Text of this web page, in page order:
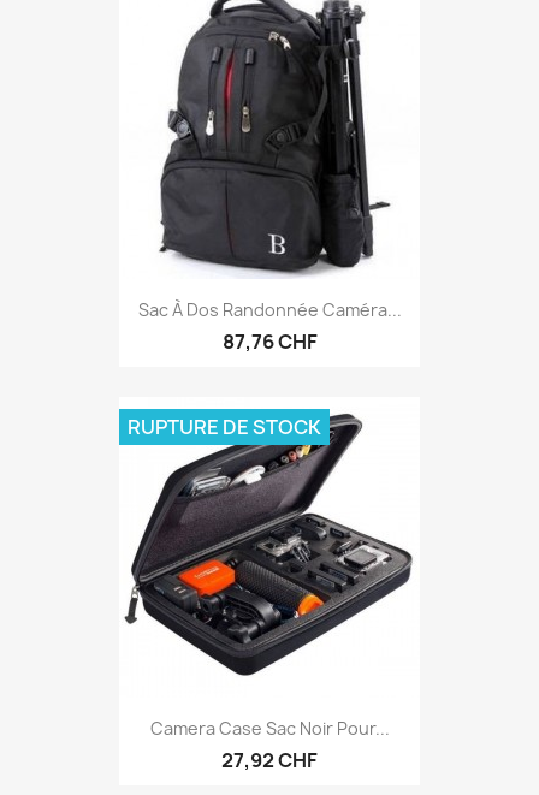
Sac À Dos Randonnée Caméra...
87,76 CHF
Camera Case Sac Noir Pour...
27,92 CHF
RUPTURE DE STOCK